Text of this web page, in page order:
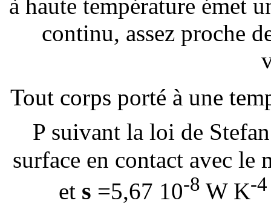
à haute température émet
continu, assez proche
Tout corps porté à une
P suivant la loi de
surface en contact avec le
et s =5,67 10-8 W K-4